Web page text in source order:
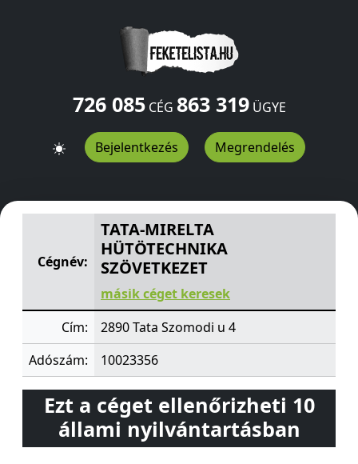
726 085CÉG 863 319ÜGYE
Bejelentkezés Megrendelés
TATA-MIRELTA HÜTÖTECHNIKA SZÖVETKEZET Szomodi
Cégnév:
TATA-MIRELTA
HÜTÖTECHNIKA
SZÖVETKEZET
másik céget keresek
Cím:
2890 Tata Szomodi u 4
Adószám:
10023356
Ezt a céget ellenőrizheti 10
állami nyilvántartásban